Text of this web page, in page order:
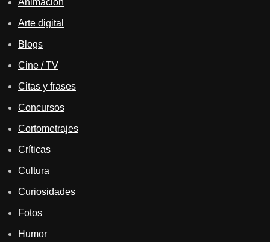
Arte digital
Blogs
Cine / TV
Citas y frases
Concursos
Cortometrajes
Críticas
Cultura
Curiosidades
Fotos
Humor